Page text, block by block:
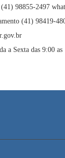
98855-2497
(41) 98419-
a Sexta das 9:00 as